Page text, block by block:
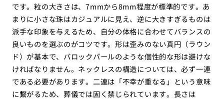
です。粒の大きさは、7mmから8mm程度が標準的です。あ
まりに小さな珠はカジュアルに見え、逆に大きすぎるものは
派手な印象を与えるため、自分の体格に合わせてバランスの
良いものを選ぶのがコツです。形は歪みのない真円（ラウン
ド）が基本で、バロックパールのような個性的な形は避けな
ければなりません。ネックレスの構造については、必ず一連
である必要があります。二連は「不幸が重なる」という意味
に繋がるため、葬儀では固く禁じられています。長さは